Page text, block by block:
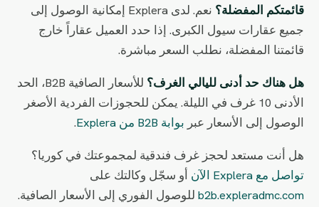
قائمتكم المفضلة؟
نعم. لدى Explera إمكانية الوصول إلى
جميع عقارات سيول الكبرى. إذا حدد العميل عقاراً خارج
قائمتنا المفضلة، نطلب السعر مباشرة.
هل هناك حد أدنى لليالي الغرف؟
للأسعار الصافية B2B، الحد
الأدنى 10 غرف في الليلة. يمكن للحجوزات الفردية الأصغر
الوصول إلى الأسعار عبر بوابة B2B من Explera .
هل أنت مستعد لحجز غرف فندقية لمجموعتك في كوريا؟
تواصل مع Explera الآن
أو سجّل وكالتك على
b2b.expleradmc.com للوصول الفوري إلى الأسعار الصافية.